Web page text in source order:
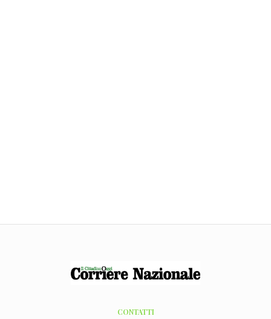
CONTATTI